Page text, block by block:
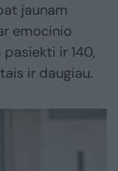
jaunam
emocinio
ir 140,
ir daugiau.